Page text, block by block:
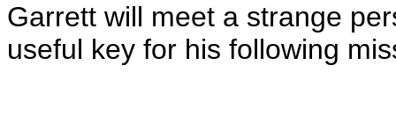
Garrett will meet a strange
useful key for his following